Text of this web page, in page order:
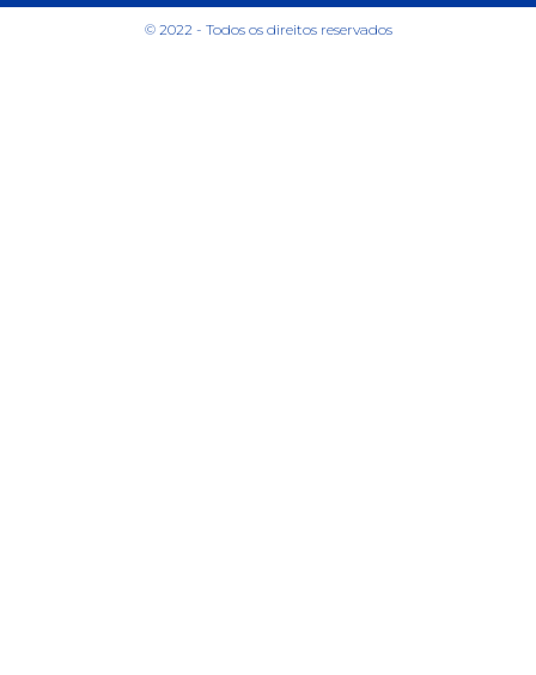
© 2022 - Todos os direitos reservados